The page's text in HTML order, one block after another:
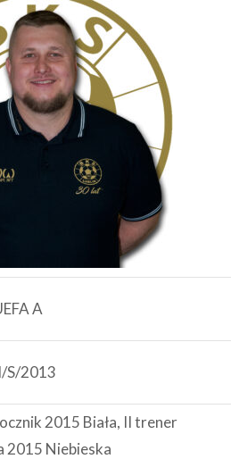
A
S/2013
2015 Biała, II trener
2015 Niebieska